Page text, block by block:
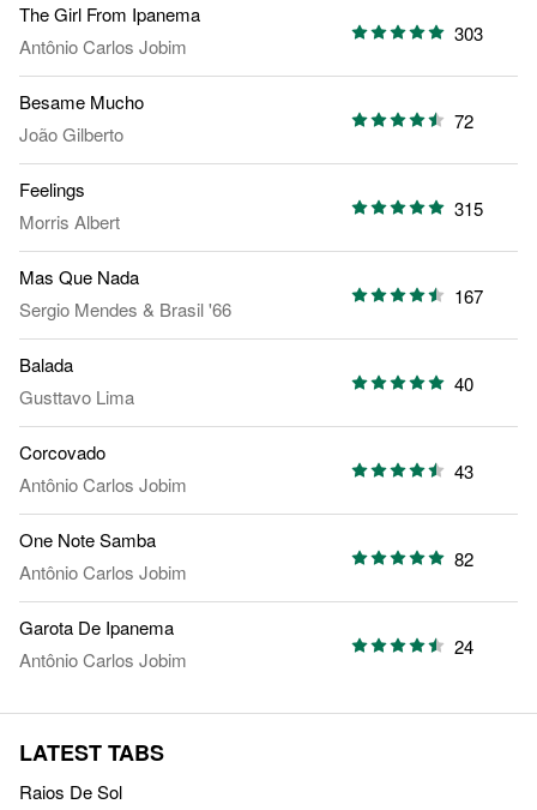
The Girl From Ipanema
Antônio Carlos Jobim
303
Besame Mucho
João Gilberto
72
Feelings
Morris Albert
315
Mas Que Nada
Sergio Mendes & Brasil '66
167
Balada
Gusttavo Lima
40
Corcovado
Antônio Carlos Jobim
43
One Note Samba
Antônio Carlos Jobim
82
Garota De Ipanema
Antônio Carlos Jobim
24
LATEST TABS
Raios De Sol